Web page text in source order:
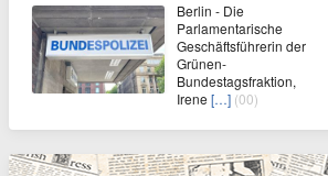
Berlin - Die
Parlamentarische
Geschäftsführerin der
Grünen-
Bundestagsfraktion,
Irene […] (00)